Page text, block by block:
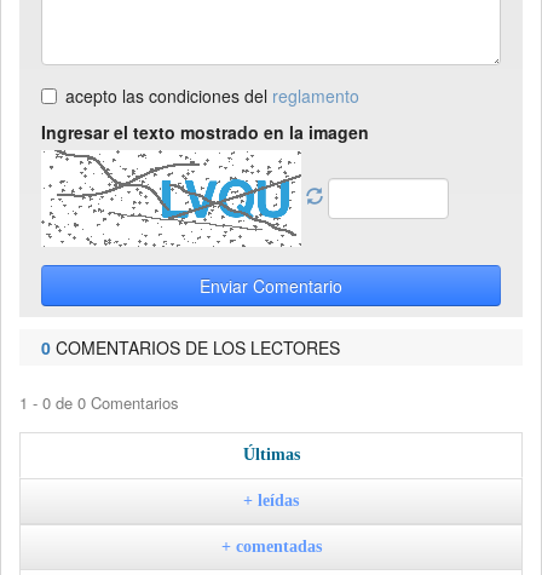
acepto las condiciones del reglamento
Ingresar el texto mostrado en la imagen
Enviar Comentario
0 COMENTARIOS DE LOS LECTORES
1 - 0 de 0 Comentarios
Últimas
+ leídas
+ comentadas